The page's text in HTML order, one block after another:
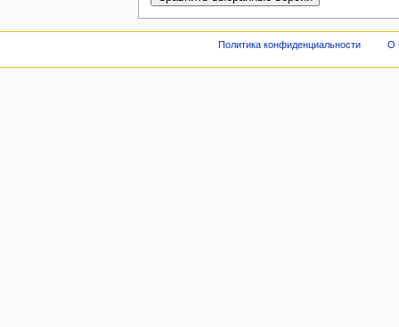
Политика конфиденциальности О